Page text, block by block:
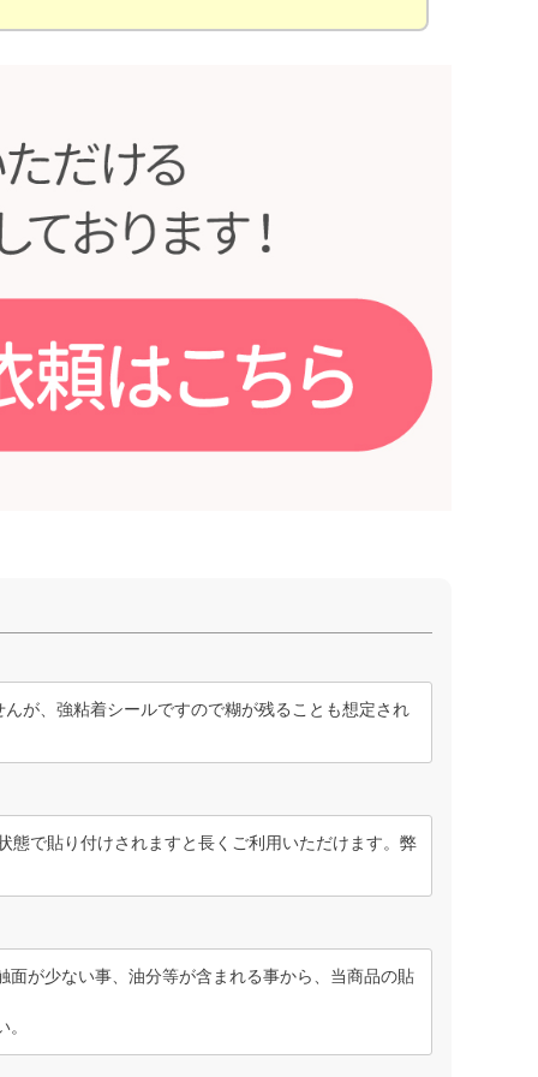
が、強粘着シールですので糊が残ることも想定され
態で貼り付けされますと長くご利用いただけます。弊
が少ない事、油分等が含まれる事から、当商品の貼